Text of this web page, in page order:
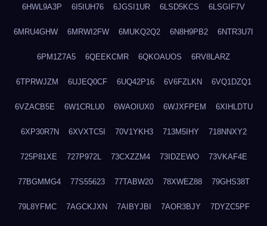
6HWL9A3P 6I5IUH76 6JGSI1UR 6LSD5KCS 6LSGIF7V
6MRU4GHW 6MRWI2FW 6MUKQ2Q2 6N8H9PB2 6NTR3U7I
6PM1Z7A5 6QEEKCMR 6QKOAUOS 6RV8LARZ
6TPRWJZM 6UJEQ0CF 6UQ42P16 6V6FZLKN 6VQ1DZQ1
6VZACB5E 6W1CRLU0 6WAOIUX0 6WJXFPEM 6XIHLDTU
6XP30R7N 6XVXTC5I 70V1YKH3 713M5IHY 718NNXY2
725P81XE 727P972L 73CXZZM4 73IDZEWO 73VKAF4E
77BGMMG4 77S55623 77TABW20 78XWEZ88 79GHS38T
79L8YFMC 7AGCKJXN 7AIBYJBI 7AOR3BJY 7DYZC5PF